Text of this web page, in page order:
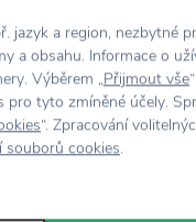
jazyk a region, nezbytné
a obsahu. Informace o
Výběrem „Přijmout vše
tyto zmíněné účely.
“. Zpracování
souborů cookies.